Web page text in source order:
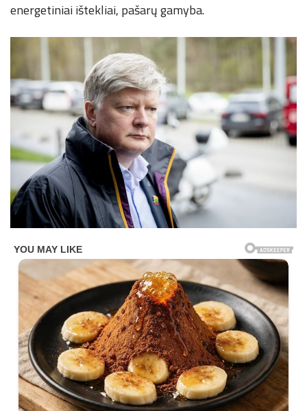
energetiniai ištekliai, pašarų gamyba.